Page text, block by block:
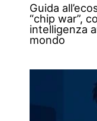
Guida
“chip war”,
intelligenza
mondo